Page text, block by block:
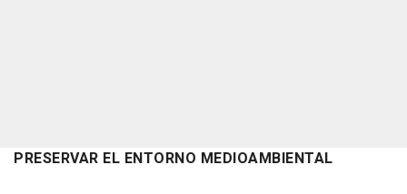
PRESERVAR EL ENTORNO MEDIOAMBIENTAL